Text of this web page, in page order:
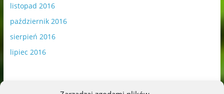
listopad 2016
październik 2016
sierpień 2016
lipiec 2016